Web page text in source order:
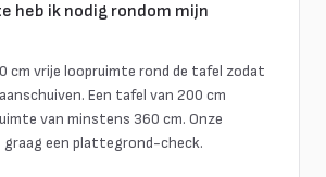
heb ik nodig rondom mijn
cm vrije loopruimte rond de tafel zodat
Een tafel van 200 cm
van minstens 360 cm. Onze
graag een plattegrond-check.